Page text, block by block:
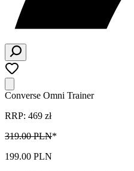
Converse Omni Trainer
RRP: 469 zł
319.00 PLN*
199.00 PLN